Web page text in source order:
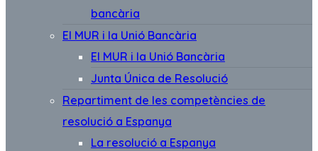
bancària
El MUR i la Unió Bancària
El MUR i la Unió Bancària
Junta Única de Resolució
Repartiment de les competències de
resolució a Espanya
La resolució a Espanya